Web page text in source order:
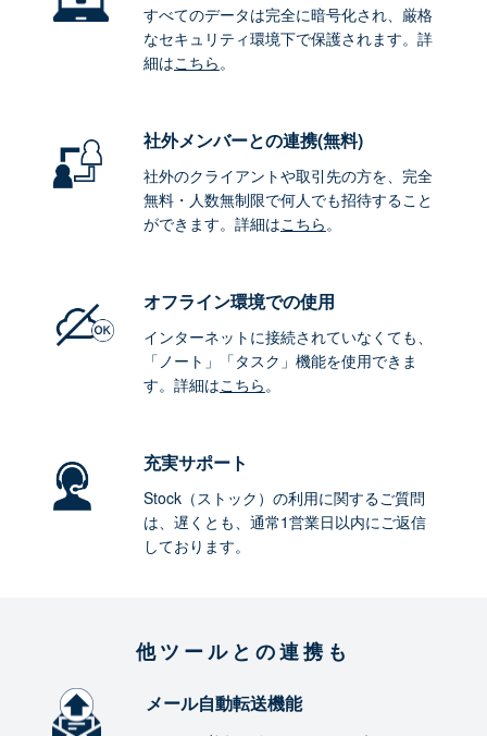
すべてのデータは完全に暗号化され、厳格
なセキュリティ環境下で保護されます。詳
細はこちら。
社外メンバーとの連携(無料)
社外のクライアントや取引先の方を、完全
無料・人数無制限で何人でも招待すること
ができます。詳細はこちら。
オフライン環境での使用
インターネットに接続されていなくても、
「ノート」「タスク」機能を使用できま
す。詳細はこちら。
充実サポート
Stock（ストック）の利用に関するご質問
は、遅くとも、通常1営業日以内にご返信
しております。
他ツールとの連携も
メール自動転送機能